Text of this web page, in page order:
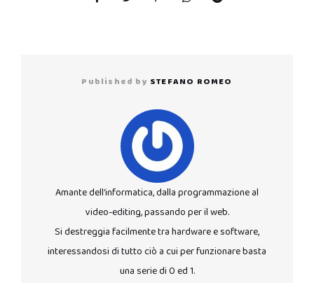
Published by STEFANO ROMEO
Amante dell’informatica, dalla programmazione al
video-editing, passando per il web.
Si destreggia facilmente tra hardware e software,
interessandosi di tutto ciò a cui per funzionare basta
una serie di 0 ed 1.